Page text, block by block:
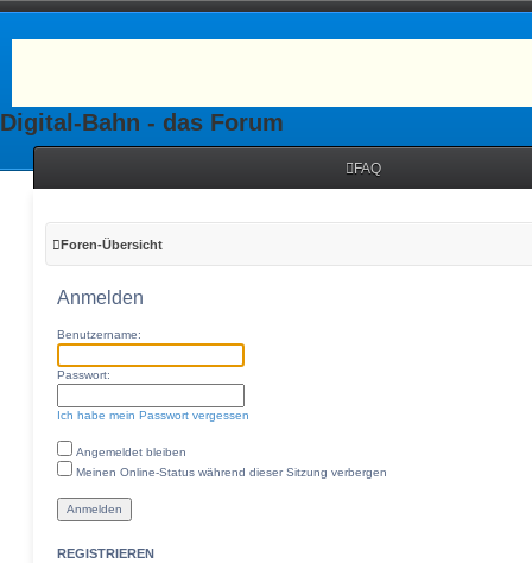
Digital-Bahn - das Forum
FAQ
Foren-Übersicht
Anmelden
Benutzername:
Passwort:
Ich habe mein Passwort vergessen
Angemeldet bleiben
Meinen Online-Status während dieser Sitzung verbergen
REGISTRIEREN